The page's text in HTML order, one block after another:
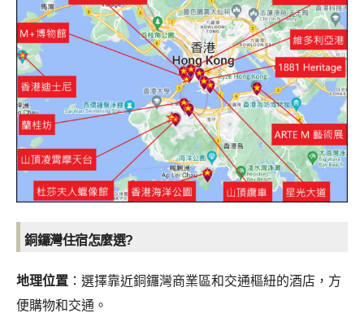
銅鑼灣住宿怎麼選?
地理位置 ：選擇靠近銅鑼灣商業區和交通樞紐的酒店，方
便購物和交通。